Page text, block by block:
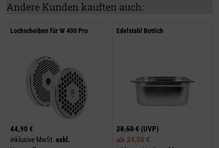
Andere Kunden kauften auch:
Lochscheiben für W 400 Pro
44,90 €
inklusive MwSt. exkl.
Edelstahl Bottich
28,50 € (UVP)
ab 24,50 €